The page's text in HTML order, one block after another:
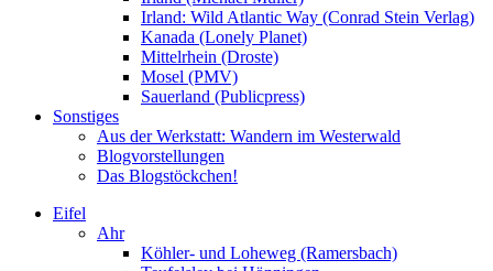
Irland: Wild Atlantic Way (Conrad Stein Verlag)
Kanada (Lonely Planet)
Mittelrhein (Droste)
Mosel (PMV)
Sauerland (Publicpress)
Sonstiges
Aus der Werkstatt: Wandern im Westerwald
Blogvorstellungen
Das Blogstöckchen!
Eifel
Ahr
Köhler- und Loheweg (Ramersbach)